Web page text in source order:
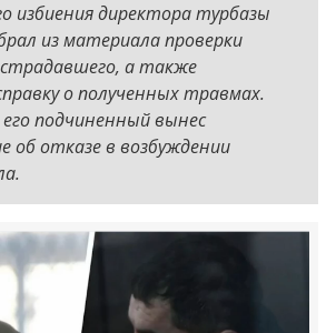
избиения директора турбазы
из материала проверки
а также
о полученных травмах.
подчиненный вынес
об отказе в возбуждении